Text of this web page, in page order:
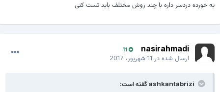
یه خورده دردسر داره با چند روش مختلف باید تست کنی
nasirahmadi
11
ارسال شده در11 شهریور، 2017
ashkantabrizi گفته است: